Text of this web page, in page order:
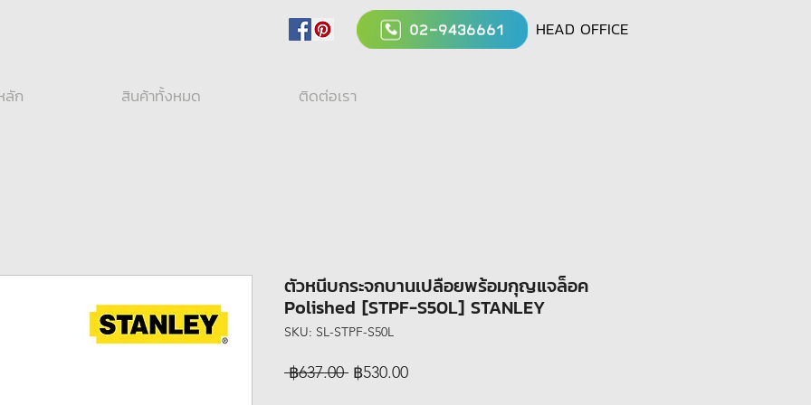
ลัก สินค้าทั้งหมด ติดต่อเรา
HEAD OFFICE
ตัวหนีบกระจกบานเปลือยพร้อมกุญแจล็อค
Polished [STPF-S50L] STANLEY
SKU: SL-STPF-S50L
฿637.00 Regular
฿530.00Sale